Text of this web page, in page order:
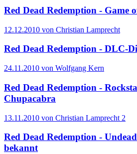
Red Dead Redemption - Game
12.12.2010 von Christian Lamprecht
Red Dead Redemption - DLC-
24.11.2010 von Wolfgang Kern
Red Dead Redemption -
Chupacabra
13.11.2010 von Christian Lamprecht 2
Red Dead Redemption -
bekannt